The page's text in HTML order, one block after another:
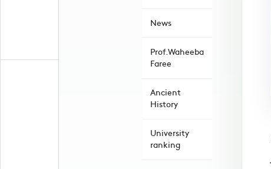
News
Prof.Waheeba
Faree
Ancient
History
University
ranking